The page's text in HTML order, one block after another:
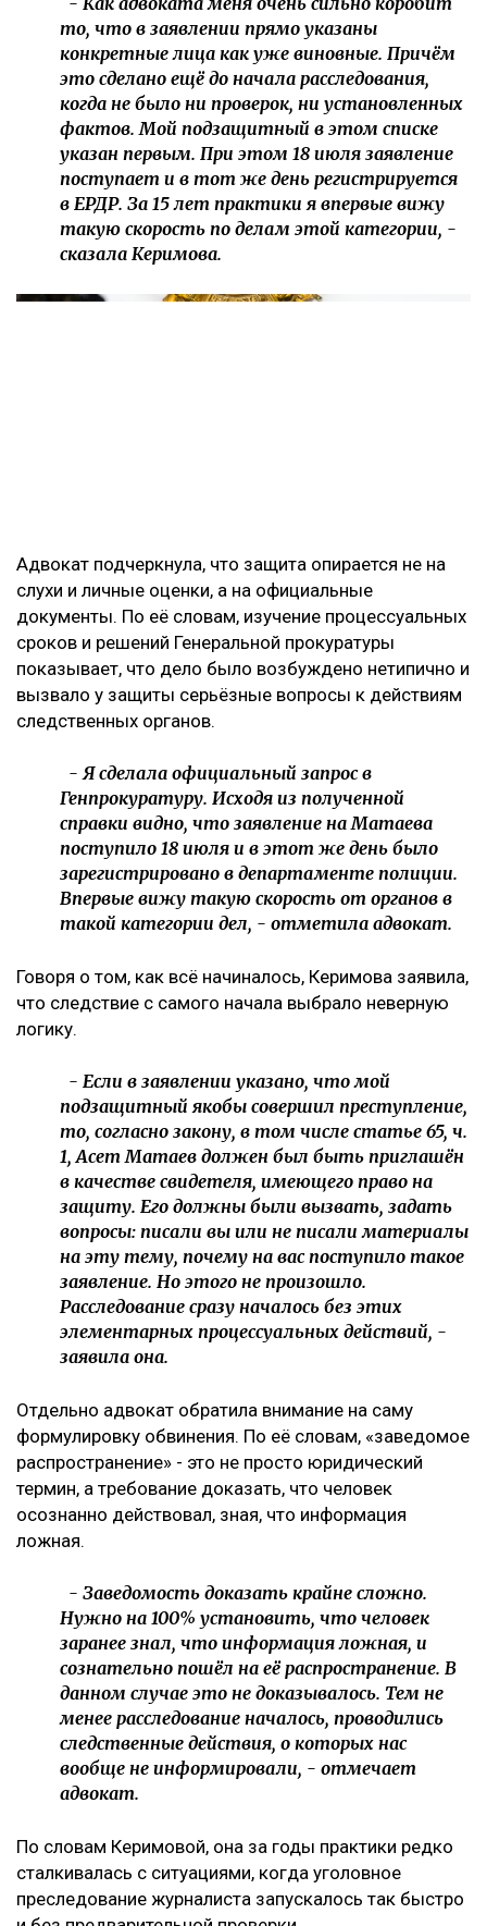
то, что в заявлении прямо указаны
конкретные лица как уже виновные. Причём
это сделано ещё до начала расследования,
когда не было ни проверок, ни установленных
фактов. Мой подзащитный в этом списке
указан первым. При этом 18 июля заявление
поступает и в тот же день регистрируется
в ЕРДР. За 15 лет практики я впервые вижу
такую скорость по делам этой категории, -
сказала Керимова.
Адвокат подчеркнула, что защита опирается не на
слухи и личные оценки, а на официальные
документы. По её словам, изучение процессуальных
сроков и решений Генеральной прокуратуры
показывает, что дело было возбуждено нетипично и
вызвало у защиты серьёзные вопросы к действиям
следственных органов.
- Я сделала официальный запрос в
Генпрокуратуру. Исходя из полученной
справки видно, что заявление на Матаева
поступило 18 июля и в этот же день было
зарегистрировано в департаменте полиции.
Впервые вижу такую скорость от органов в
такой категории дел, - отметила адвокат.
Говоря о том, как всё начиналось, Керимова заявила,
что следствие с самого начала выбрало неверную
логику.
- Если в заявлении указано, что мой
подзащитный якобы совершил преступление,
то, согласно закону, в том числе статье 65, ч.
1, Асет Матаев должен был быть приглашён
в качестве свидетеля, имеющего право на
защиту. Его должны были вызвать, задать
вопросы: писали вы или не писали материалы
на эту тему, почему на вас поступило такое
заявление. Но этого не произошло.
Расследование сразу началось без этих
элементарных процессуальных действий, -
заявила она.
Отдельно адвокат обратила внимание на саму
формулировку обвинения. По её словам, «заведомое
распространение» - это не просто юридический
термин, а требование доказать, что человек
осознанно действовал, зная, что информация
ложная.
- Заведомость доказать крайне сложно.
Нужно на 100% установить, что человек
заранее знал, что информация ложная, и
сознательно пошёл на её распространение. В
данном случае это не доказывалось. Тем не
менее расследование началось, проводились
следственные действия, о которых нас
вообще не информировали, - отмечает
адвокат.
По словам Керимовой, она за годы практики редко
сталкивалась с ситуациями, когда уголовное
преследование журналиста запускалось так быстро